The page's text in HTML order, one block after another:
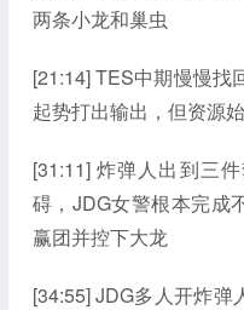
两条小龙和巢虫
[21:14] TES中期慢慢找
起势打出输出，但资源
[31:11] 炸弹人出到三
碍，JDG女警根本完成
赢团并控下大龙
[34:55] JDG多人开炸